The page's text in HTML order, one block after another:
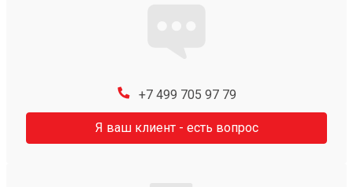
+7 499 705 97 79
Я ваш клиент - есть вопрос